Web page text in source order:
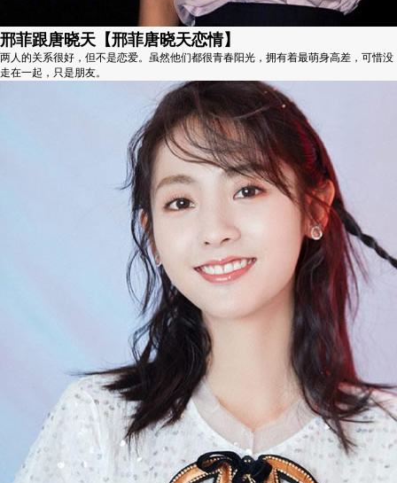
邢菲跟唐晓天【邢菲唐晓天恋情】
两人的关系很好，但不是恋爱。虽然他们都很青春阳光，拥有着最萌身高差，可惜没
走在一起，只是朋友。